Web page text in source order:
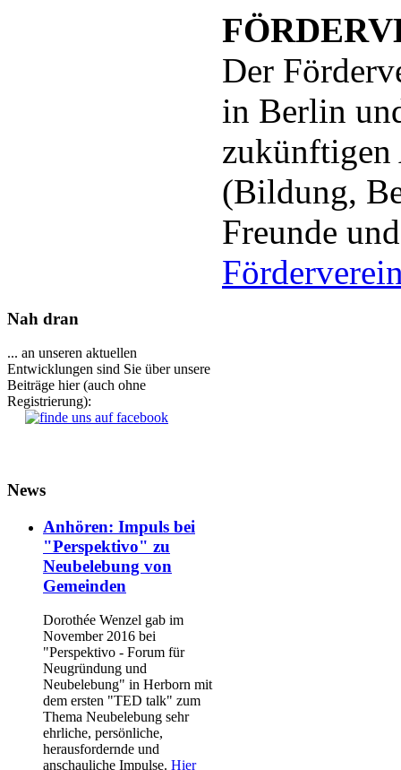
Der
in Berlin
zukünftigen
(Bildung,
Freunde
Nah dran
... an unseren aktuellen
Entwicklungen sind Sie über unsere
Beiträge hier (auch ohne
Registrierung):
News
Anhören: Impuls bei
"Perspektivo" zu
Neubelebung von
Gemeinden
Dorothée Wenzel gab im
November 2016 bei
"Perspektivo - Forum für
Neugründung und
Neubelebung" in Herborn mit
dem ersten "TED talk" zum
Thema Neubelebung sehr
ehrliche, persönliche,
herausfordernde und
anschauliche Impulse. Hier